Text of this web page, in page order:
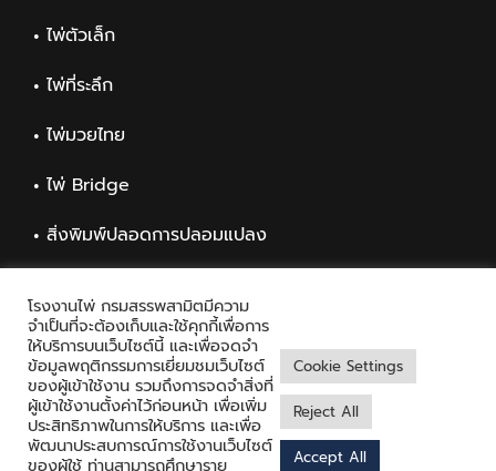
ไพ่ตัวเล็ก
ไพ่ที่ระลึก
ไพ่มวยไทย
ไพ่ Bridge
สิ่งพิมพ์ปลอดการปลอมแปลง
Copyright © 2021 Playing Card Factory, all rights reserved
โรงงานไพ่ กรมสรรพสามิตมีความ
จำเป็นที่จะต้องเก็บและใช้คุกกี้เพื่อการ
ให้บริการบนเว็บไซต์นี้ และเพื่อจดจำ
ข้อมูลพฤติกรรมการเยี่ยมชมเว็บไซต์
ของผู้เข้าใช้งาน รวมถึงการจดจำสิ่งที่
ผู้เข้าใช้งานตั้งค่าไว้ก่อนหน้า เพื่อเพิ่ม
ประสิทธิภาพในการให้บริการ และเพื่อ
พัฒนาประสบการณ์การใช้งานเว็บไซต์
ของผู้ใช้ ท่านสามารถศึกษาราย
Cookie Settings
Reject All
Accept All